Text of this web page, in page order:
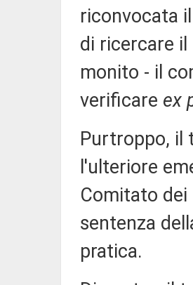
riconvocata
di ricercare
monito - il
verificare ex
Purtroppo, il
l'ulteriore
Comitato dei
sentenza
pratica.